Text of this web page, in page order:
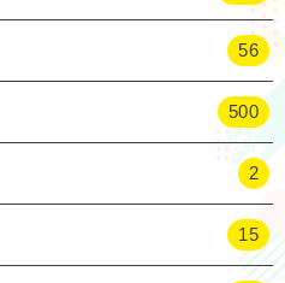
56
500
2
15